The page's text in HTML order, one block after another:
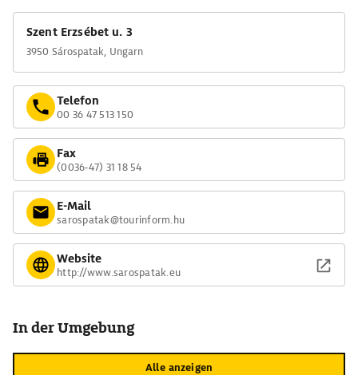
Szent Erzsébet u. 3
3950 Sárospatak, Ungarn
Telefon
00 36 47 513 150
Fax
(0036-47) 31 18 54
E-Mail
sarospatak@tourinform.hu
Website
http://www.sarospatak.eu
In der Umgebung
Alle anzeigen